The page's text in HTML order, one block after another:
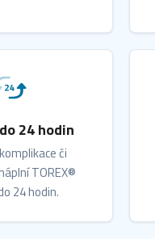
24 hodin
či
TOREX®
24 hodin.